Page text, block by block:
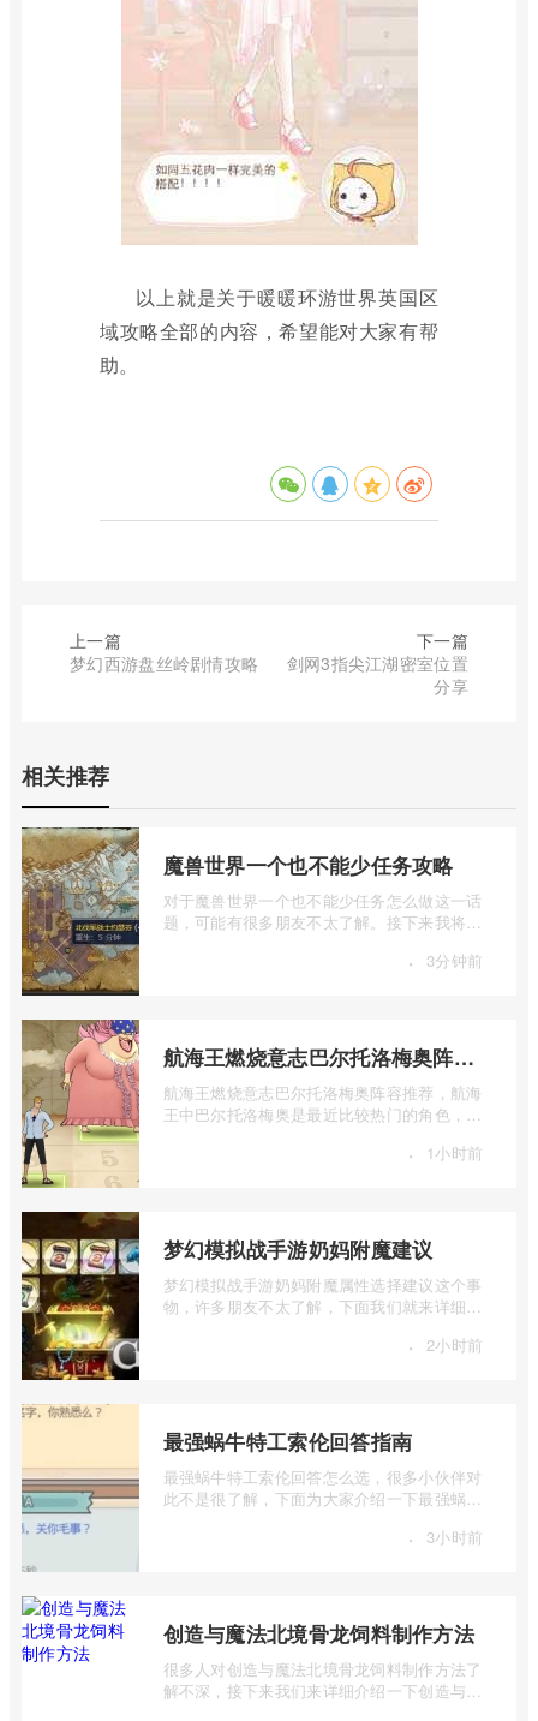
以上就是关于暖暖环游世界英国区
域攻略全部的内容，希望能对大家有帮
助。
上一篇
梦幻西游盘丝岭剧情攻略
下一篇
剑网3指尖江湖密室位置
分享
相关推荐
魔兽世界一个也不能少任务攻略
对于魔兽世界一个也不能少任务怎么做这一话
题，可能有很多朋友不太了解。接下来我将为
· 3分钟前
航海王燃烧意志巴尔托洛梅奥阵容推荐
航海王燃烧意志巴尔托洛梅奥阵容推荐，航海
王中巴尔托洛梅奥是最近比较热门的角色，很
· 1小时前
梦幻模拟战手游奶妈附魔建议
梦幻模拟战手游奶妈附魔属性选择建议这个事
物，许多朋友不太了解，下面我们就来详细介
· 2小时前
最强蜗牛特工索伦回答指南
最强蜗牛特工索伦回答怎么选，很多小伙伴对
此不是很了解，下面为大家介绍一下最强蜗牛
· 3小时前
创造与魔法北境骨龙饲料制作方法
很多人对创造与魔法北境骨龙饲料制作方法了
解不深，接下来我们来详细介绍一下创造与魔